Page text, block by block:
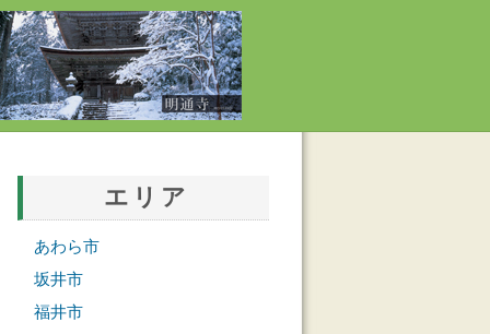
エリア
あわら市
坂井市
福井市